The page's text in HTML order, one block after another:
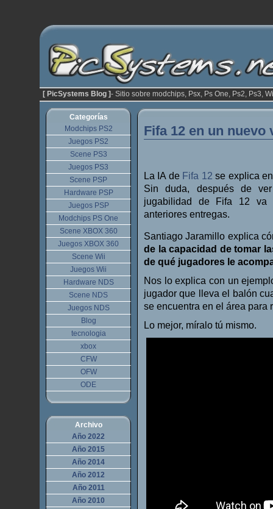
[ PicSystems Blog ]- Sitio sobre modchips, Psx, Ps One, Ps2, Ps3,
Fifa 12 en un nuevo
La IA de Fifa 12 se explica
Sin duda, después de
jugabilidad de Fifa 12 va
anteriores entregas.
Santiago Jaramillo explica
de la capacidad de tomar
de qué jugadores le
Nos lo explica con un
jugador que lleva el balón
se encuentra en el área para
Lo mejor, míralo tú mismo.
Categorías
Modchips PS2
Juegos PS2
Scene PS3
Juegos PS3
Scene PSP
Hardware PSP
Juegos PSP
Modchips PS One
Scene XBOX 360
Juegos XBOX 360
Scene Wii
Juegos Wii
Hardware NDS
Scene NDS
Juegos NDS
Blog
tecnologia
xbox
CFW
OFW
ODE
Archivo
Año 2022
Año 2015
Año 2014
Año 2012
Año 2011
Año 2010